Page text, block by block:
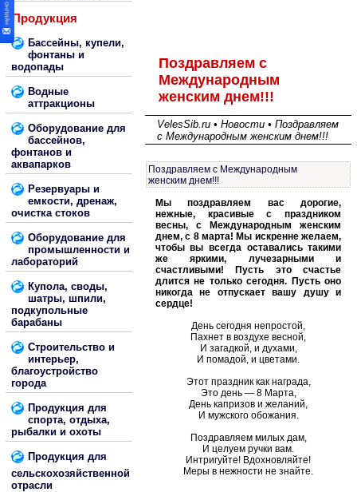
Продукция
Бассейны, купели,
фонтаны и
водопады
Водные
аттракционы
Оборудование для
бассейнов,
фонтанов и
аквапарков
Резервуары и
емкости, дренаж,
очистка стоков
Оборудование для
промышленности и
лабораторий
Купола, своды,
шатры, шпили,
подкупольные
барабаны
Строительство и
интерьер,
благоустройство
города
Продукция для
спорта, отдыха,
рыбалки и охоты
Продукция для
сельскохозяйственной
отрасли
Поздравляем с
Международным
женским днем!!!
VelesSib.ru • Новости • Поздравляем
с Международным женским днем!!!
Поздравляем с Международным
женским днем!!!
Мы поздравляем вас дорогие,
нежные, красивые с праздником
весны, с Международным женским
днем, с 8 марта! Мы искренне желаем,
чтобы вы всегда оставались такими
же яркими, лучезарными и
счастливыми! Пусть это счастье
длится не только сегодня. Пусть оно
никогда не отпускает вашу душу и
сердце!
День сегодня непростой,
Пахнет в воздухе весной,
И загадкой, и духами,
И помадой, и цветами.
Этот праздник как награда,
Это день — 8 Марта,
День капризов и желаний,
И мужского обожания.
Поздравляем милых дам,
И целуем ручки вам.
Интригуйте! Вдохновляйте!
Меры в нежности не знайте.